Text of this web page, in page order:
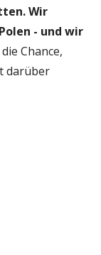
Wir
- und wir
Chance,
darüber